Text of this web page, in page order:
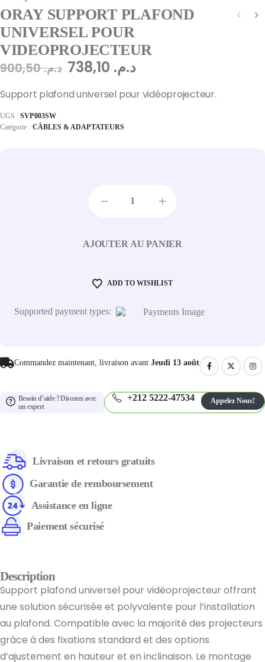
ORAY SUPPORT PLAFOND
UNIVERSEL POUR
VIDEOPROJECTEUR
د.م.900,50 د.م.
Support plafond universel pour vidéoprojecteur.
UGS :SVP003SW
Catégorie : CÂBLES & ADAPTATEURS
AJOUTER AU PANIER
ADD TO WISHLIST
Supported payment types:
Commandez maintenant, livraison avant Jeudi 13 août
Besoin d’aide ? Discutez avec
un expert
+212 5222-47534 Appelez Nous!
Livraison et retours gratuits
Garantie de remboursement
Assistance en ligne
Paiement sécurisé
Description
Support plafond universel pour vidéoprojecteur offrant
une solution sécurisée et polyvalente pour l’installation
au plafond. Compatible avec la majorité des projecteurs
grâce à des fixations standard et des options
d’ajustement en hauteur et en inclinaison. Le montage